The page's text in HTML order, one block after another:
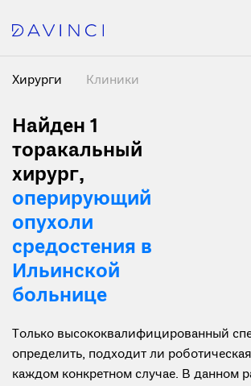
Хирурги Клиники
Найден 1
торакальный
хирург,
оперирующий
опухоли
средостения в
Ильинской
больнице
Только высококвалифицированный
определить, подходит ли
каждом конкретном случае. В данном